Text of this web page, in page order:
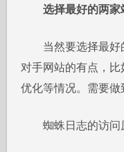
选择最好的两
当然要选择最好
对手网站的有点，比
优化等情况。需要做
蜘蛛日志的访问